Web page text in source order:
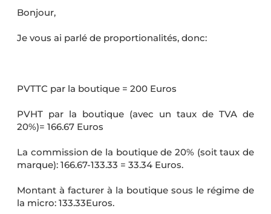
Bonjour,
Je vous ai parlé de proportionalités, donc:
PVTTC par la boutique = 200 Euros
PVHT par la boutique (avec un taux de TVA de
20%)= 166.67 Euros
La commission de la boutique de 20% (soit taux de
marque): 166.67-133.33 = 33.34 Euros.
Montant à facturer à la boutique sous le régime de
la micro: 133.33Euros.